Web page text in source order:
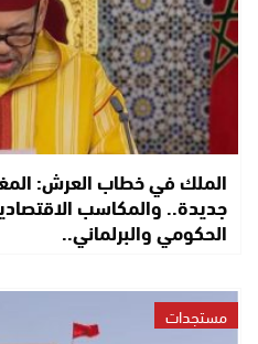
الملك في خطاب العرش:
جديدة.. والمكاسب
الحكومي والبرلماني..
مستجدات